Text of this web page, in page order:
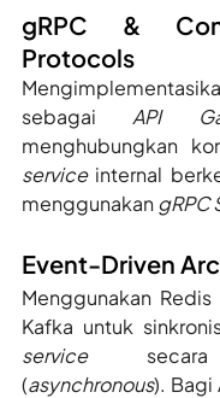
gRPC &
Protocols
sebagai API
menghubungkan
service internal
menggunakan gRPC
Event-Driven
Menggunakan
Kafka untuk
service secara
(asynchronous). Bagi